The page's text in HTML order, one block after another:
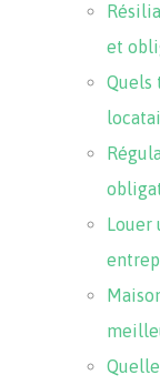
et
Quels
Louer